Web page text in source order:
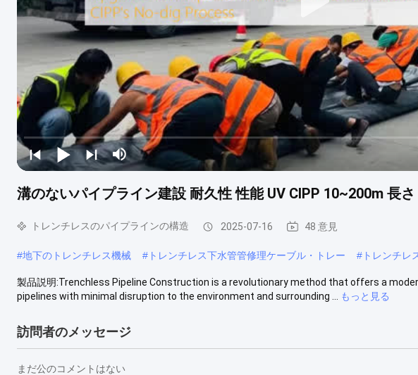
溝のないパイプライン建設 耐久性 性能 UV CIPP 10~200m 長さ
トレンチレスのパイプラインの構造 2025-07-16 48 意見
#地下のトレンチレス機械 # トレンチレス下水管管修理ケーブル・トレー # トレンチレ
製品説明:Trenchless Pipeline Construction is a revolutionary method that offers a
pipelines with minimal disruption to the environment and surrounding ...
もっと見る
訪問者のメッセージ
まだ公のコメントはない